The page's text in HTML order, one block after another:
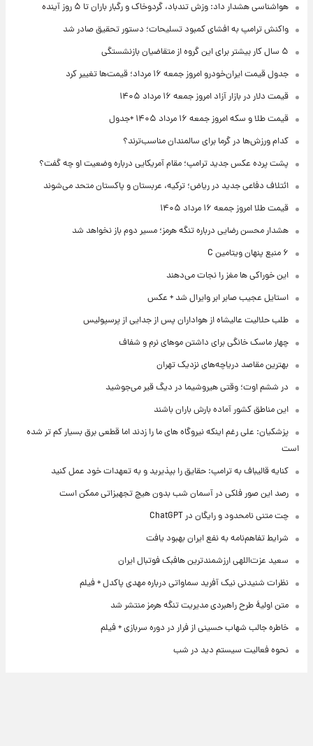
هواشناسی هشدار داد: وزش تندباد، گردوخاک و رگبار باران تا ۵ روز آینده
واکنش ترامپ به افشای کمبود تسلیحات؛ دستور تحقیق صادر شد
۵ سال کار بیشتر برای این گروه از متقاضیان بازنشستگی
جدول قیمت ایران‌خودرو امروز جمعه ۱۶ مرداد؛ قیمت‌ها تغییر کرد
قیمت دلار در بازار آزاد امروز جمعه ۱۶ مرداد ۱۴۰۵
قیمت طلا و سکه امروز جمعه ۱۶ مرداد ۱۴۰۵ +جدول
کدام ورزش‌ها در گرما برای سالمندان مناسب‌ترند؟
پشت پرده عکس جدید ترامپ؛ مقام آمریکایی درباره وضعیت او چه گفت؟
ائتلاف دفاعی جدید در ریاض؛ ترکیه، عربستان و پاکستان متحد می‌شوند
قیمت طلا امروز جمعه ۱۶ مرداد ۱۴۰۵
هشدار محسن رضایی درباره تنگه هرمز؛ مسیر دوم باز نخواهد شد
۶ منبع پنهان ویتامین C
این خوراکی ها مغز را نجات می‌دهند
استایل عجیب صابر ابر وایرال شد + عکس
طلب حلالیت عالیشاه از هواداران پس از جدایی از پرسپولیس
چهار ماسک خانگی برای داشتن موهای نرم و شفاف
بهترین مقاصد دریاچه‌های نزدیک تهران
در ششم اوت؛ وقتی هیروشیما در دیگ قیر می‌جوشید
این مناطق کشور آماده بارش باران باشند
پزشکیان: علی رغم اینکه نیروگاه های ما را زدند اما قطعی برق بسیار کم تر شده
است
کنایه قالیباف به ترامپ: حقایق را بپذیرید و به تعهدات خود عمل کنید
رصد این صور فلکی در آسمان شب بدون هیچ تجهیزاتی ممکن است
چت متنی نامحدود و رایگان در ChatGPT
شرایط تفاهم‌نامه به نفع ایران بهبود یافت
سعید عزت‌اللهی ارزشمندترین هافبک فوتبال ایران
نظرات شنیدنی نیک آفرید سماواتی درباره مهدی پاکدل + فیلم
متن اولیۀ طرح راهبردی مدیریت تنگه هرمز منتشر شد
خاطره جالب شهاب حسینی از فرار در دوره سربازی + فیلم
نحوه فعالیت سیستم دید در شب